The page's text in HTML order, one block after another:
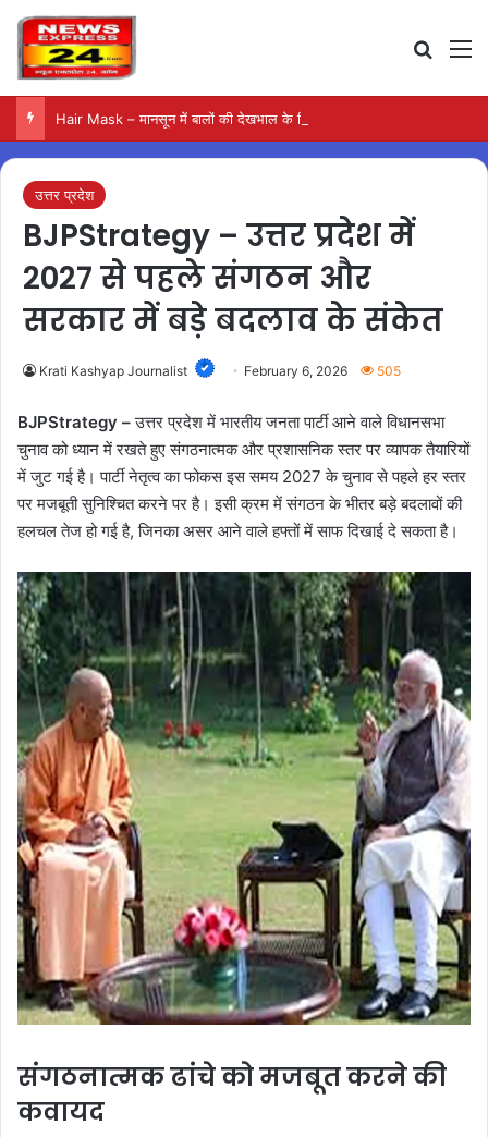
Hair Mask – मानसून में बालों की देखभाल के लिए आजमाएं अंडे का मास्क
उत्तर प्रदेश
BJPStrategy – उत्तर प्रदेश में
2027 से पहले संगठन और
सरकार में बड़े बदलाव के संकेत
Krati Kashyap Journalist February 6, 2026 505
BJPStrategy –उत्तर प्रदेश में भारतीय जनता पार्टी आने वाले विधानसभा
चुनाव को ध्यान में रखते हुए संगठनात्मक और प्रशासनिक स्तर पर व्यापक तैयारियों
में जुट गई है। पार्टी नेतृत्व का फोकस इस समय 2027 के चुनाव से पहले हर स्तर
पर मजबूती सुनिश्चित करने पर है। इसी क्रम में संगठन के भीतर बड़े बदलावों की
हलचल तेज हो गई है, जिनका असर आने वाले हफ्तों में साफ दिखाई दे सकता है।
संगठनात्मक ढांचे को मजबूत करने की
कवायद